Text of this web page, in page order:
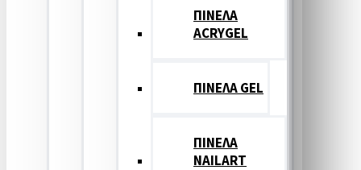
ΠΙΝΕΛΑ
ACRYGEL
ΠΙΝΕΛΑ GEL
ΠΙΝΕΛΑ
NAILART